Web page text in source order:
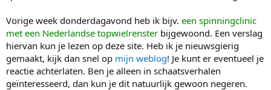
Vorige week donderdagavond heb ik bijv. een spinningclinic
met een Nederlandse topwielrenster bijgewoond. Een verslag
hiervan kun je lezen op deze site. Heb ik je nieuwsgierig
gemaakt, kijk dan snel op mijn weblog! Je kunt er eventueel je
reactie achterlaten. Ben je alleen in schaatsverhalen
geïnteresseerd, dan kun je dit natuurlijk gewoon negeren.